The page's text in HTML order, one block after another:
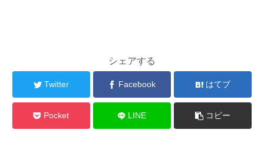
シェアする
Twitter Facebook はてブ
Pocket LINE コピー